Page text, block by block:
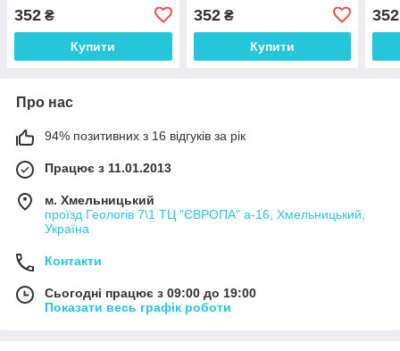
352 ₴
Купити
червоним і чорним
(па_14)
352₴
Купити
352
Про нас
94% позитивних з 16 відгуків за рік
Працює з 11.01.2013
м. Хмельницький
проїзд Геологів 7\1 ТЦ "ЄВРОПА" а-16, Хмельницький,
Україна
Контакти
Сьогодні працює з 09:00 до 19:00
Показати весь графік роботи